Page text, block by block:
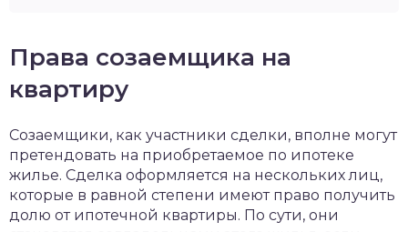
Права созаемщика на
квартиру
Созаемщики, как участники сделки, вполне могут
претендовать на приобретаемое по ипотеке
жилье. Сделка оформляется на нескольких лиц,
которые в равной степени имеют право получить
долю от ипотечной квартиры. По сути, они